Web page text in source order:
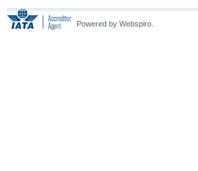
Powered by Webspiro.